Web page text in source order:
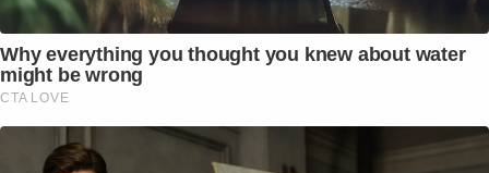
Why everything you thought you knew about water
might be wrong
CTA LOVE